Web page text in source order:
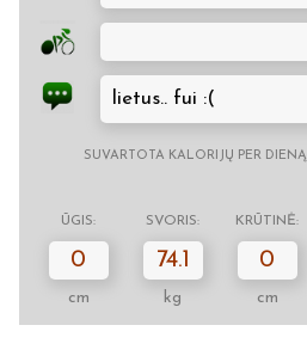
lietus.. fui :(
SUVARTOTA KALORIJŲ PER
ŪGIS: SVORIS: KRŪTINĖ:
0
cm
74.1
kg
0
cm